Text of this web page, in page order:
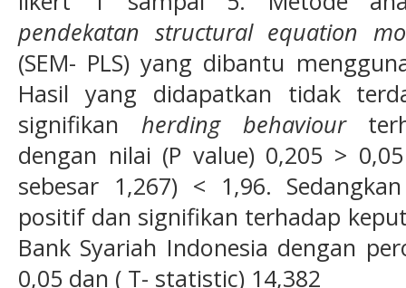
pendekatan structural equation
(SEM- PLS) yang dibantu
Hasil yang didapatkan tidak
signifikan herding behaviour
dengan nilai (P value) 0,205 >
sebesar 1,267) < 1,96.
positif dan signifikan terhadap
Bank Syariah Indonesia dengan
0,05 dan ( T- statistic) 14,382